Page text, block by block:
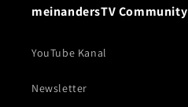
meinandersTV Community
YouTube Kanal
Newsletter